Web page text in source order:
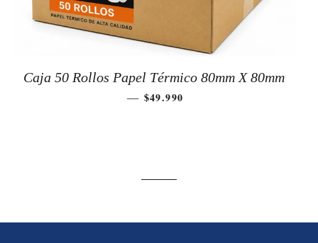
Caja 50 Rollos Papel Térmico 80mm X 80mm
— PRECIO DE OFERTA
$49.990